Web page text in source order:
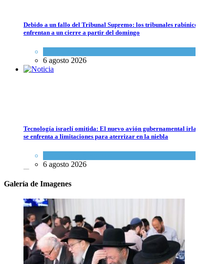
Debido a un fallo del Tribunal Supremo: los tribunales rabínicos se
enfrentan a un cierre a partir del domingo
6 agosto 2026
Tecnología israelí omitida: El nuevo avión gubernamental irlandés
se enfrenta a limitaciones para aterrizar en la niebla
6 agosto 2026
5 datos para Shabat
Opinión,Tema del día
6 agosto 2026
Galería de Imagenes